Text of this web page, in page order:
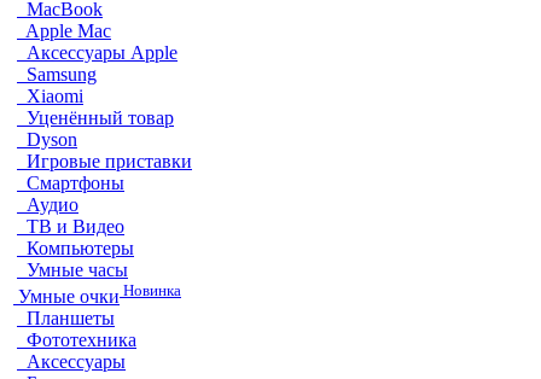
MacBook
Apple Mac
Аксессуары Apple
Samsung
Xiaomi
Уценённый товар
Dyson
Игровые приставки
Смартфоны
Аудио
ТВ и Видео
Компьютеры
Умные часы
Умные очки Новинка
Планшеты
Фототехника
Аксессуары